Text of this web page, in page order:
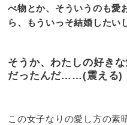
べ物とか、そういうのも愛
ら、もういっそ結婚したい
そうか、わたしの好き
だったんだ……(震える)
この女子なりの愛し方の素